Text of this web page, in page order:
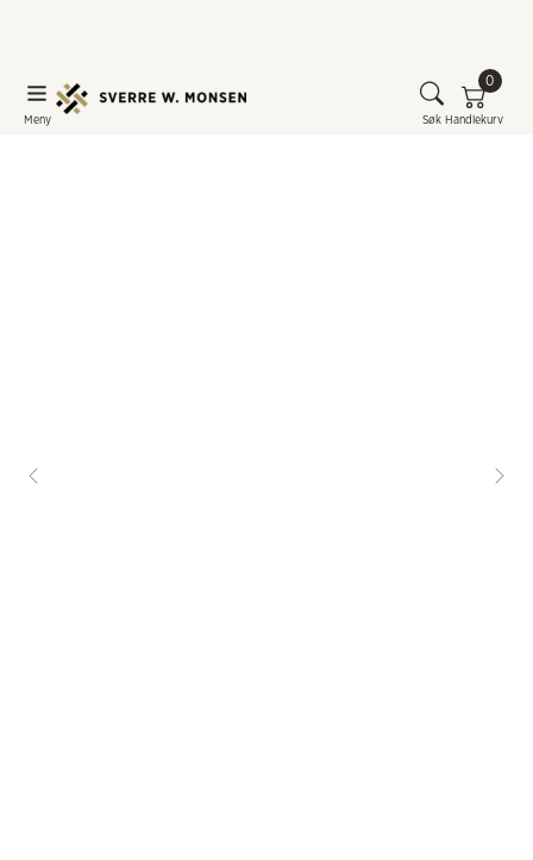
Søk
Meny
0
Handlekurv